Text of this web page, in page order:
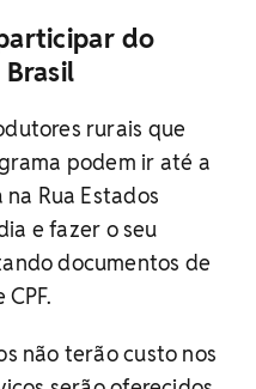
do
rurais que
podem ir até a
Rua Estados
e fazer o seu
documentos de
não terão custo nos